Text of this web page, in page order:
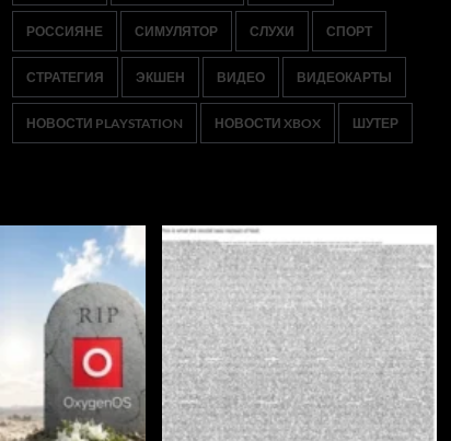
РОССИЯНЕ СИМУЛЯТОР СЛУХИ СПОРТ
СТРАТЕГИЯ ЭКШЕН ВИДЕО ВИДЕОКАРТЫ
НОВОСТИ PLAYSTATION НОВОСТИ XBOX ШУТЕР